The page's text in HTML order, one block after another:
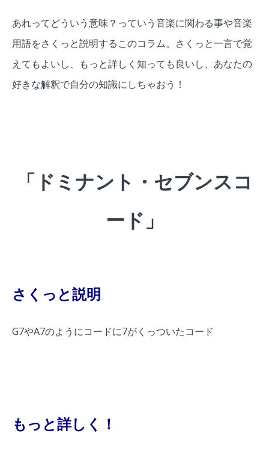
あれってどういう意味？っていう音楽に関わる事や音楽
用語をさくっと説明するこのコラム。さくっと一言で覚
えてもよいし、もっと詳しく知っても良いし、あなたの
好きな解釈で自分の知識にしちゃおう！
「ドミナント・セブンスコ
ード」
さくっと説明
G7やA7のようにコードに7がくっついたコード
もっと詳しく！